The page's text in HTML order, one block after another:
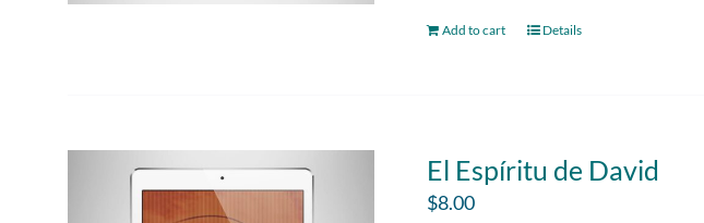
Add to cart Details
El Espíritu de David
$8.00